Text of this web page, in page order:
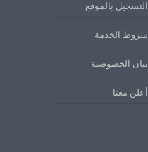
التسجيل بالموقع
شروط الخدمة
بيان الخصوصية
أعلن معنا